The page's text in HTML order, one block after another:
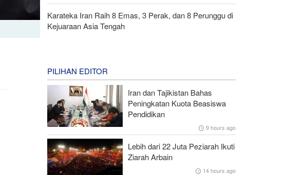
Karateka Iran Raih 8 Emas, 3 Perak, dan 8 Perunggu di
Kejuaraan Asia Tengah
PILIHAN EDITOR
Iran dan Tajikistan Bahas
Peningkatan Kuota Beasiswa
Pendidikan
9 hours ago
Lebih dari 22 Juta Peziarah Ikuti
Ziarah Arbain
14 hours ago